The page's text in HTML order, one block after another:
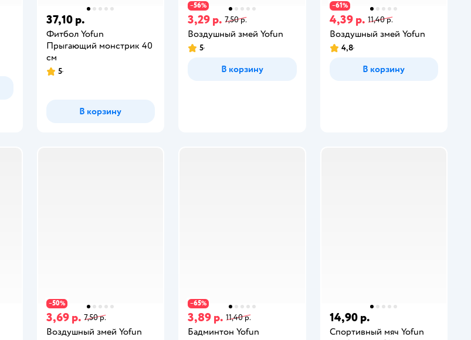
37,10 р.
Фитбол Yofun
Прыгающий монстрик 40
см
5
В корзину
−56%
3,29 р. 7,50 р.
Воздушный змей Yofun
5
В корзину
−61%
4,39 р. 11,40 р.
Воздушный змей Yofun
4,8
В корзину
−50%
3,69 р. 7,50 р.
Воздушный змей Yofun
−65%
3,89 р. 11,40 р.
Бадминтон Yofun
14,90 р.
Спортивный мяч Yofun